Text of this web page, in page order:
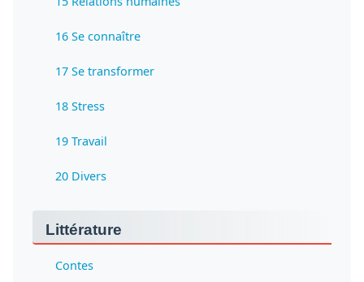
16 Se connaître
17 Se transformer
18 Stress
19 Travail
20 Divers
Littérature
Contes